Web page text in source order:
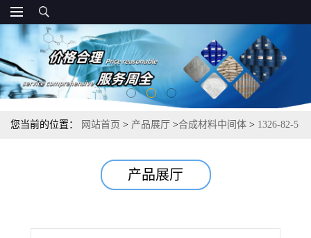
您当前的位置： 网站首页 > 产品展厅 >合成材料中间体 > 1326-82-5
产品展厅